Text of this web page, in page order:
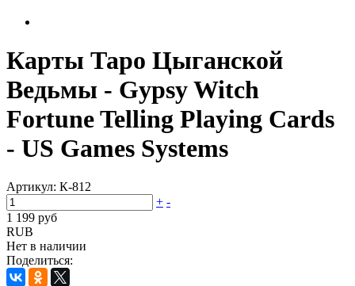
Карты Таро Цыганской
Ведьмы - Gypsy Witch
Fortune Telling Playing Cards
- US Games Systems
Артикул: К-812
+ -
1 199 руб
RUB
Нет в наличии
Поделиться: